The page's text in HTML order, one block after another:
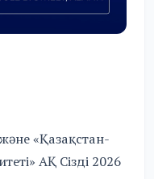
«Қазақстан-
АҚ Сізді 2026